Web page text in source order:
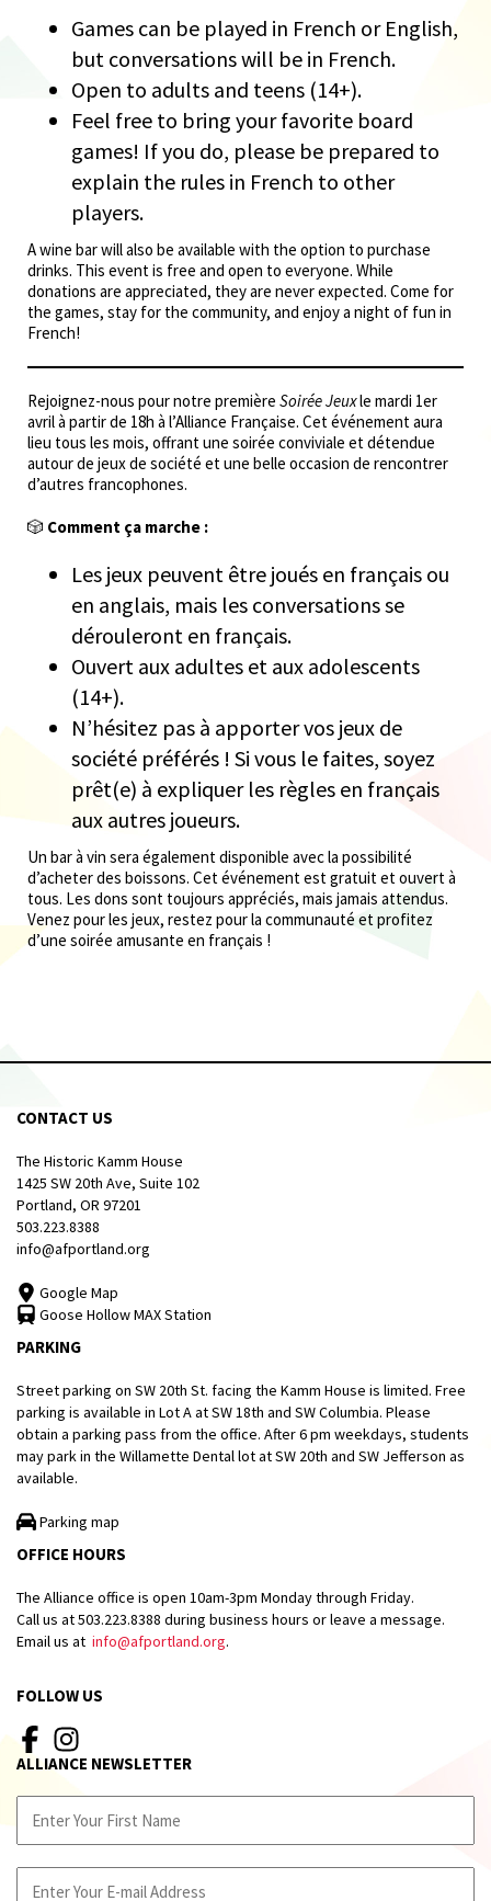
Games can be played in French or English,
but conversations will be in French.
Open to adults and teens (14+).
Feel free to bring your favorite board
games! If you do, please be prepared to
explain the rules in French to other
players.
A wine bar will also be available with the option to purchase
drinks. This event is free and open to everyone. While
donations are appreciated, they are never expected. Come for
the games, stay for the community, and enjoy a night of fun in
French!
Rejoignez-nous pour notre première Soirée Jeuxle mardi 1er
avril à partir de 18h à l’Alliance Française. Cet événement aura
lieu tous les mois, offrant une soirée conviviale et détendue
autour de jeux de société et une belle occasion de rencontrer
d’autres francophones.
🎲 Comment ça marche :
Les jeux peuvent être joués en français ou
en anglais, mais les conversations se
dérouleront en français.
Ouvert aux adultes et aux adolescents
(14+).
N’hésitez pas à apporter vos jeux de
société préférés ! Si vous le faites, soyez
prêt(e) à expliquer les règles en français
aux autres joueurs.
Un bar à vin sera également disponible avec la possibilité
d’acheter des boissons. Cet événement est gratuit et ouvert à
tous. Les dons sont toujours appréciés, mais jamais attendus.
Venez pour les jeux, restez pour la communauté et profitez
d’une soirée amusante en français !
CONTACT US
The Historic Kamm House
1425 SW 20th Ave, Suite 102
Portland, OR 97201
503.223.8388
info@afportland.org
Google Map
Goose Hollow MAX Station
PARKING
Street parking on SW 20th St. facing the Kamm House is limited. Free
parking is available in Lot A at SW 18th and SW Columbia. Please
obtain a parking pass from the office. After 6 pm weekdays, students
may park in the Willamette Dental lot at SW 20th and SW Jefferson as
available.
Parking map
OFFICE HOURS
The Alliance office is open 10am-3pm Monday through Friday.
Call us at 503.223.8388 during business hours or leave a message.
Email us at info@afportland.org.
FOLLOW US
ALLIANCE NEWSLETTER